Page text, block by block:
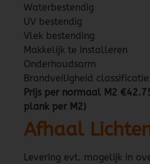
Waterbestendig
UV bestendig
Vlek bestending
Makkelijk te installeren
Onderhoudsarm
Brandveiligheid
Prijs per normaal M2
plank per M2)
Afhaal
Levering evt. mogelijk in